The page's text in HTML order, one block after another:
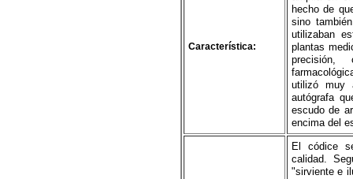
Característica:
hecho de
sino
utilizaban
plantas
precisión,
utilizó muy
autógrafa
escudo de
encima del
El códice
calidad.
"sirviente e